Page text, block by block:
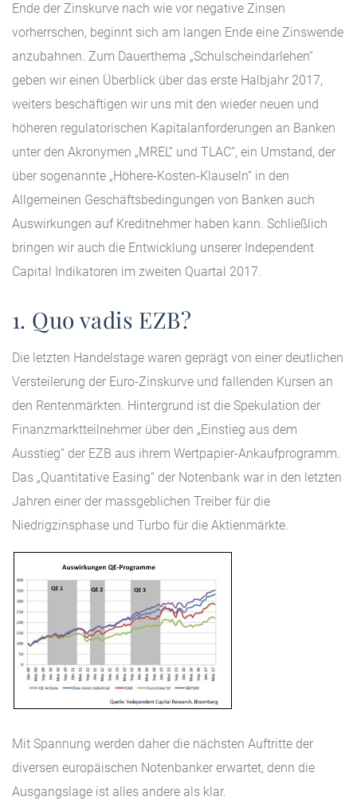
Ende der Zinskurve nach wie vor negative Zinsen
vorherrschen, beginnt sich am langen Ende eine Zinswende
anzubahnen. Zum Dauerthema „Schulscheindarlehen“
geben wir einen Überblick über das erste Halbjahr 2017,
weiters beschäftigen wir uns mit den wieder neuen und
höheren regulatorischen Kapitalanforderungen an Banken
unter den Akronymen „MREL“ und TLAC“, ein Umstand, der
über sogenannte „Höhere-Kosten-Klauseln“ in den
Allgemeinen Geschäftsbedingungen von Banken auch
Auswirkungen auf Kreditnehmer haben kann. Schließlich
bringen wir auch die Entwicklung unserer Independent
Capital Indikatoren im zweiten Quartal 2017.
1. Quo vadis EZB?
Die letzten Handelstage waren geprägt von einer deutlichen
Versteilerung der Euro-Zinskurve und fallenden Kursen an
den Rentenmärkten. Hintergrund ist die Spekulation der
Finanzmarktteilnehmer über den „Einstieg aus dem
Ausstieg“ der EZB aus ihrem Wertpapier-Ankaufprogramm.
Das „Quantitative Easing“ der Notenbank war in den letzten
Jahren einer der massgeblichen Treiber für die
Niedrigzinsphase und Turbo für die Aktienmärkte.
Mit Spannung werden daher die nächsten Auftritte der
diversen europäischen Notenbanker erwartet, denn die
Ausgangslage ist alles andere als klar.